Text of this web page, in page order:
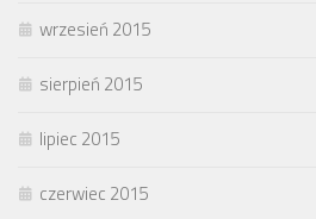
wrzesień 2015
sierpień 2015
lipiec 2015
czerwiec 2015